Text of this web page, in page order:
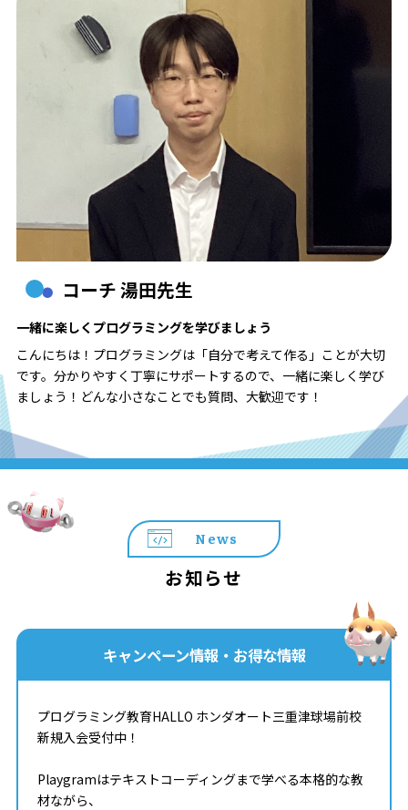
コーチ 湯田先生
一緒に楽しくプログラミングを学びましょう
こんにちは！プログラミングは「自分で考えて作る」ことが大切
です。分かりやすく丁寧にサポートするので、一緒に楽しく学び
ましょう！どんな小さなことでも質問、大歓迎です！
News
お知らせ
キャンペーン情報・お得な情報
プログラミング教育HALLO ホンダオート三重津球場前校
新規入会受付中！
Playgramはテキストコーディングまで学べる本格的な教
材ながら、